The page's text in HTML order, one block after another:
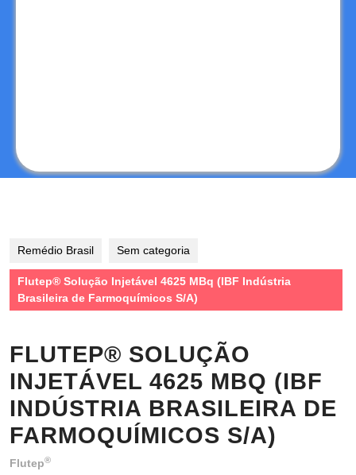
Remédio Brasil Sem categoria
Flutep® Solução Injetável 4625 MBq (IBF Indústria
Brasileira de Farmoquímicos S/A)
FLUTEP® SOLUÇÃO
INJETÁVEL 4625 MBQ (IBF
INDÚSTRIA BRASILEIRA DE
FARMOQUÍMICOS S/A)
Flutep®